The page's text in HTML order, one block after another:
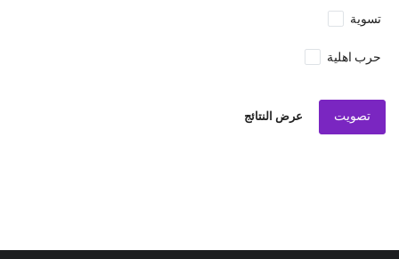
تسوية
حرب اهلية
تصويت عرض النتائج